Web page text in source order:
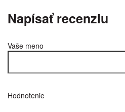
Napísať recenziu
Vaše meno
Hodnotenie